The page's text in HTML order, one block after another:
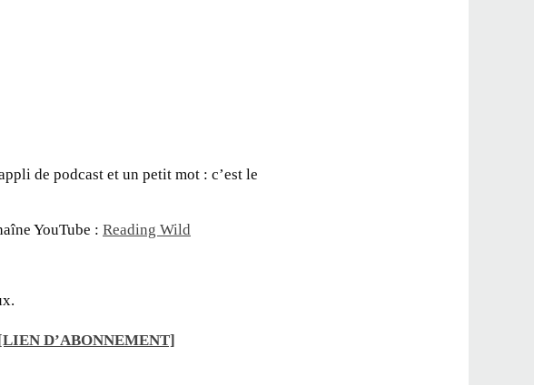
de podcast et un petit mot : c’est le
YouTube : Reading Wild
D’ABONNEMENT]